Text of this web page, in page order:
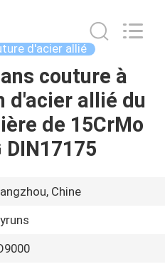
d'acier allié
couture à
d'acier allié du
de 15CrMo
DIN17175
Chine